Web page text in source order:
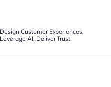
Design Customer Experiences.
Leverage AI. Deliver Trust.